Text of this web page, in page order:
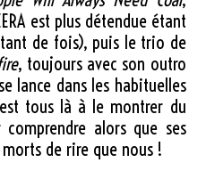
est plus détendue étant
tant de fois), puis le trio de
, toujours avec son outro
lance dans les habituelles
tous là à le montrer du
alors que ses
de rire que nous !